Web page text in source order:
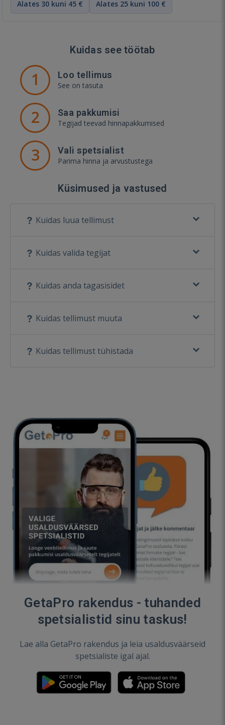
Alates 30 kuni 45 € Alates 25 kuni 100 €
Kuidas see töötab
1 Loo tellimus
See on tasuta
2 Saa pakkumisi
Tegijad teevad hinnapakkumised
3 Vali spetsialist
Parima hinna ja arvustustega
Küsimused ja vastused
Kuidas luua tellimust
Kuidas valida tegijat
Kuidas anda tagasisidet
Kuidas tellimust muuta
Kuidas tellimust tühistada
GetaPro rakendus - tuhanded
spetsialistid sinu taskus!
Lae alla GetaPro rakendus ja leia usaldusväärseid
spetsialiste igal ajal.